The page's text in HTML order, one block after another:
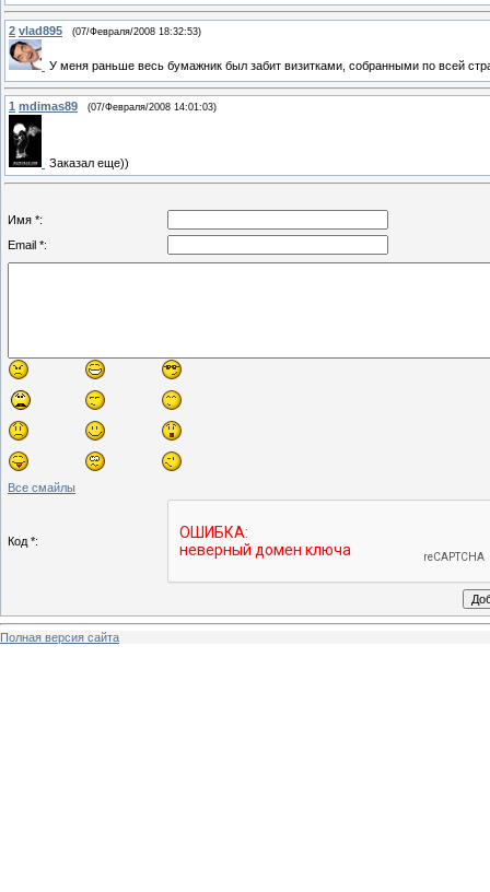
2 vlad895 (07/Февраля/2008 18:32:53)
У меня раньше весь бумажник был забит визитками, собранными по всей
1 mdimas89 (07/Февраля/2008 14:01:03)
Заказал еще))
Имя *:
Email *:
Все смайлы
Код *:
Полная версия сайта